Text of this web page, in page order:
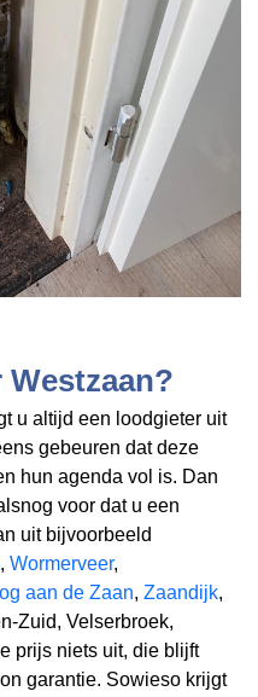
u altijd een loodgieter uit
gebeuren dat deze
hun agenda vol is. Dan
voor dat u een
uit bijvoorbeeld
, Wormerveer,
aan de Zaan, Zaandijk,
Zuid, Velserbroek,
prijs niets uit, die blijft
garantie. Sowieso krijgt